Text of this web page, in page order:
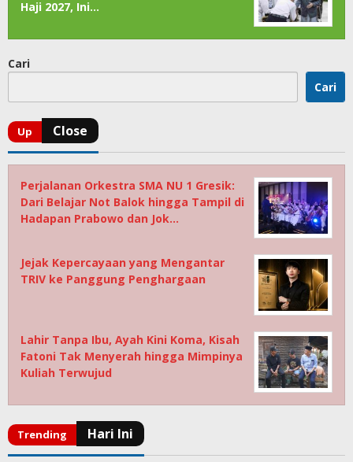
Haji 2027, Ini…
Cari
Cari
Perjalanan Orkestra SMA NU 1 Gresik:
Dari Belajar Not Balok hingga Tampil di
Hadapan Prabowo dan Jok…
Jejak Kepercayaan yang Mengantar
TRIV ke Panggung Penghargaan
Lahir Tanpa Ibu, Ayah Kini Koma, Kisah
Fatoni Tak Menyerah hingga Mimpinya
Kuliah Terwujud